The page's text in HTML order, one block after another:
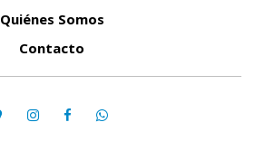
Quiénes Somos
Contacto